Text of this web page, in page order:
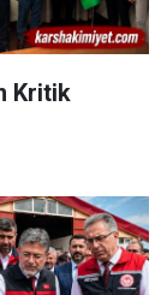
Kritik